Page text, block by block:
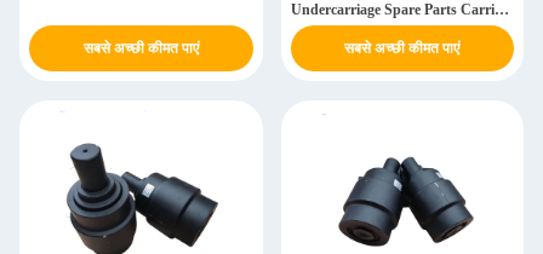
सबसे अच्छी कीमत पाएं
Undercarriage Spare Parts Carrier
Roller For Berco. 9089636 E320-
Oem No.9134245 No.9062406
Excavator Undercarriage Spare
9089636 E320-Oem No.9134245
पार्ट्स कैरियर रोलर के लिए स्पेयर पार्ट्स
सबसे अच्छी कीमत पाएं